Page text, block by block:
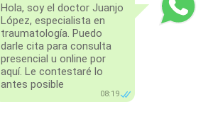
Hola, soy el doctor Juanjo
López, especialista en
traumatología. Puedo
darle cita para consulta
presencial u online por
aquí. Le contestaré lo
antes posible
08:19